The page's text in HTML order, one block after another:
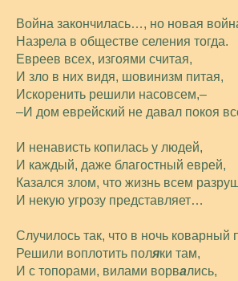
Война закончилась…, но новая
Назрела в обществе селения тогда.
Евреев всех, изгоями считая,
И зло в них видя, шовинизм питая,
Искоренить решили насовсем,–
–И дом еврейский не давал покоя
И ненависть копилась у людей,
И каждый, даже благостный еврей,
Казался злом, что жизнь всем
И некую угрозу представляет…
Случилось так, что в ночь коварный
Решили воплотить поляки там,
И с топорами, вилами ворвались,